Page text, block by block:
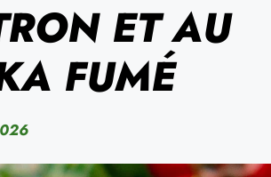
ET AU
FUMÉ